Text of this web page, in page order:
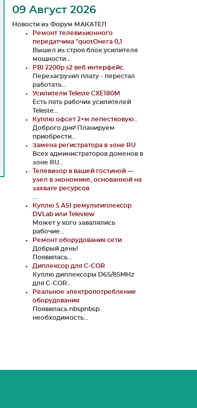
09 Август 2026
Новости из Форум МАКАТЕЛ
Ремонт телевизионного
передатчика "quotОнега 0,1
Вышел из строя блок усилителя
мощности...
PBI 2200p s2 веб интерфейс.
Перезагрузил плату - перестал
работать...
Усилители Teleste CXE180M
Есть пять рабочих усилителей
Teleste...
Куплю офсет 2+м лепестковую..
Доброго дня! Планируем
приобрести...
Замена регистратора в зоне RU
Всех администраторов доменов в
зоне RU...
Телевизор в вашей гостиной —
узел в экономике, основанной на
захвате ресурсов
Куплю 5 ASI ремультиплексор
DVLab или Teleview
Может у кого завалялись
рабочие...
Ремонт оборудования сети
Добрый день!
Появилась...
Диплексор для C-COR
Куплю диплексоры D65/85MHz
для C-COR...
Реальное электропотребление
оборудования
Появилась nbspnbsp
необходимость...